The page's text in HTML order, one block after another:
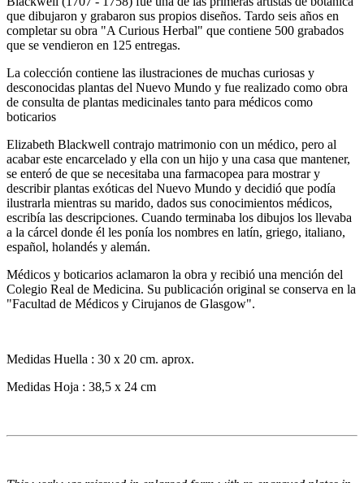
que dibujaron y grabaron sus propios diseños. Tardo seis años en
completar su obra "A Curious Herbal" que contiene 500 grabados
que se vendieron en 125 entregas.
La colección contiene las ilustraciones de muchas curiosas y
desconocidas plantas del Nuevo Mundo y fue realizado como obra
de consulta de plantas medicinales tanto para médicos como
boticarios
Elizabeth Blackwell contrajo matrimonio con un médico, pero al
acabar este encarcelado y ella con un hijo y una casa que mantener,
se enteró de que se necesitaba una farmacopea para mostrar y
describir plantas exóticas del Nuevo Mundo y decidió que podía
ilustrarla mientras su marido, dados sus conocimientos médicos,
escribía las descripciones. Cuando terminaba los dibujos los llevaba
a la cárcel donde él les ponía los nombres en latín, griego, italiano,
español, holandés y alemán.
Médicos y boticarios aclamaron la obra y recibió una mención del
Colegio Real de Medicina. Su publicación original se conserva en la
"Facultad de Médicos y Cirujanos de Glasgow".
Medidas Huella : 30 x 20 cm. aprox.
Medidas Hoja : 38,5 x 24 cm